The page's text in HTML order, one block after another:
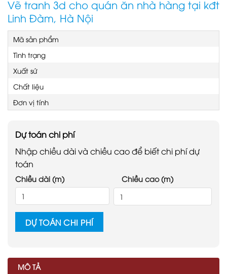
Vẽ tranh 3d cho quán ăn nhà hàng tại kđt
Linh Đàm, Hà Nội
Mã sản phẩm
Tình trạng
Xuất sứ
Chất liệu
Đơn vị tính
Dự toán chi phí
Nhập chiều dài và chiều cao để biết chi phí dự
toán
Chiều dài (m) Chiều cao (m)
DỰ TOÁN CHI PHÍ
MÔ TẢ